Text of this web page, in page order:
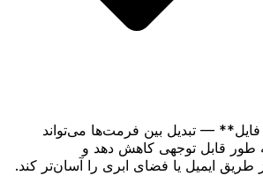
— تبدیل بین فرمت‌ها می‌تواند
به طور قابل توجهی کاهش دهد و
طریق ایمیل یا فضای ابری را آسان‌تر کند.